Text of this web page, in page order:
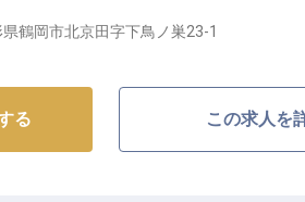
。
リーダーとして腕を振るう
まるお料理を提供しませんか。
県鶴岡市北京田字下鳥ノ巣23-1
る この求人を